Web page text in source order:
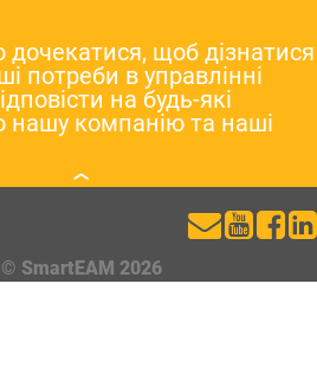
щоб дізнатися
потреби в управлінні
на будь-які
нашу компанію та наші
© SmartEAM 2026